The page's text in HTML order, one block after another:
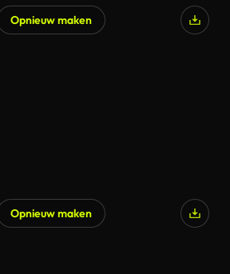
Opnieuw maken
Opnieuw maken